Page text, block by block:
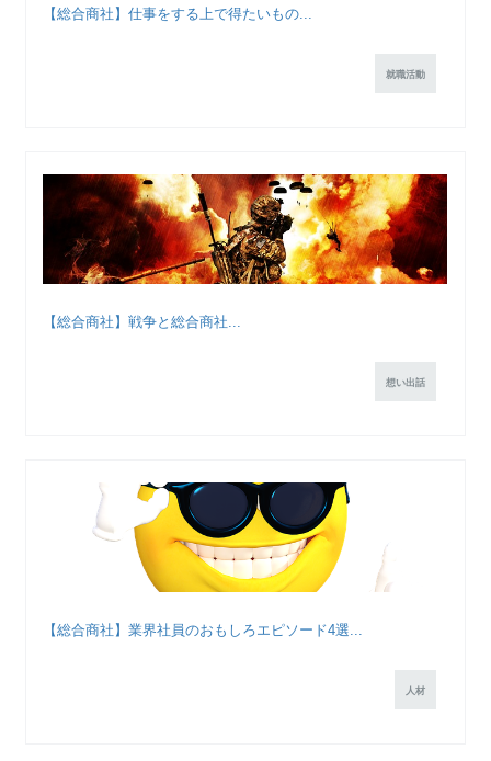
【総合商社】仕事をする上で得たいもの...
就職活動
【総合商社】戦争と総合商社...
想い出話
【総合商社】業界社員のおもしろエピソード4選...
人材